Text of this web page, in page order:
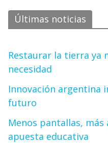
Últimas noticias
Restaurar la tierra ya
necesidad
Innovación argentina
futuro
Menos pantallas, más
apuesta educativa